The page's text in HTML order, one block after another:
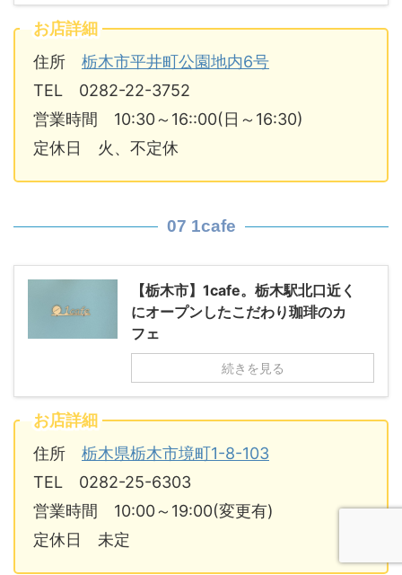
お店詳細
住所 栃木市平井町公園地内6号
TEL 0282-22-3752
営業時間 10:30～16::00(日～16:30)
定休日 火、不定休
07 1cafe
【栃木市】1cafe。栃木駅北口近く
にオープンしたこだわり珈琲のカ
フェ
続きを見る
お店詳細
住所 栃木県栃木市境町1-8-103
TEL 0282-25-6303
営業時間 10:00～19:00(変更有)
定休日 未定